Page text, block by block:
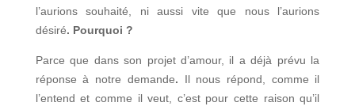
l’aurions souhaité, ni aussi vite que nous l’aurions
désiré. Pourquoi ?
Parce que dans son projet d’amour, il a déjà prévu la
réponse à notre demande. Il nous répond, comme il
l’entend et comme il veut, c’est pour cette raison qu’il